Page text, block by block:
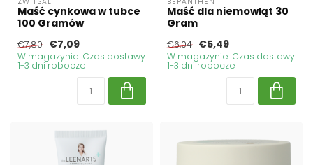
Maść cynkowa w tubce
100 Gramów
€7,80 €7,09
W magazynie. Czas dostawy
1-3 dni robocze
Maść dla niemowląt 30
Gram
€6,04 €5,49
W magazynie. Czas dostawy
1-3 dni robocze